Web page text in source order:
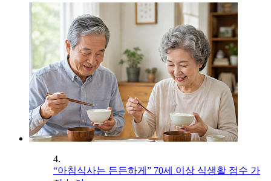
4.
“아침식사는 든든하게” 70세 이상 식생활 점수 가